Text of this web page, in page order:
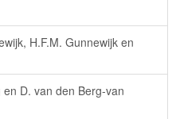
H.F.M. Gunnewijk en
D. van den Berg-van